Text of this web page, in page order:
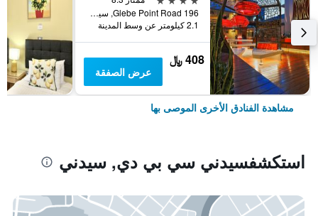
196 Glebe Point Road, سيدني, NSW, أستراليا
2.1 كيلومتر عن وسط المدينة
408 ﷼
عرض الصفقة
مشاهدة الفنادق الأخرى الموصى بها
استكشفسيدني سي بي دي, سيدني